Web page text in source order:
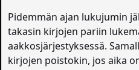
Pidemmän ajan lukujumin
takasin kirjojen pariin
aakkosjärjestyksessä.
kirjojen poistokin, jos aika